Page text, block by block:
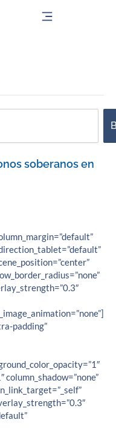
soberanos en
padding”
column_shadow=”none”